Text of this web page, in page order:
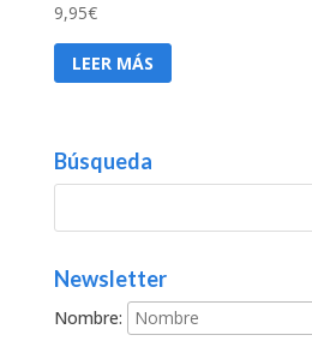
9,95€
LEER MÁS
Búsqueda
Newsletter
Nombre: